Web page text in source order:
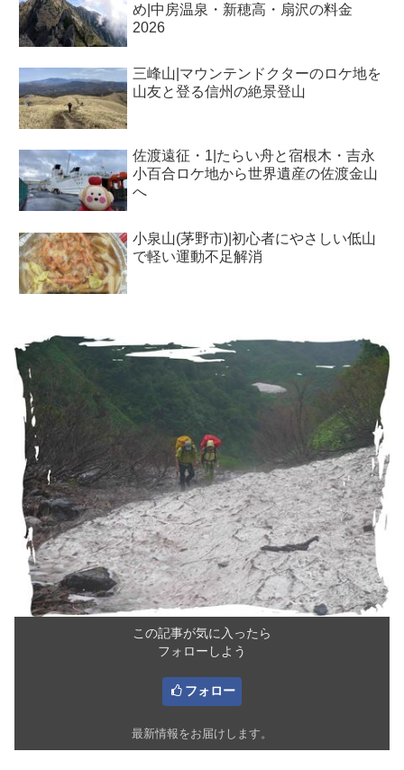
め|中房温泉・新穂高・扇沢の料金
2026
三峰山|マウンテンドクターのロケ地を
山友と登る信州の絶景登山
佐渡遠征・1|たらい舟と宿根木・吉永
小百合ロケ地から世界遺産の佐渡金山
へ
小泉山(茅野市)|初心者にやさしい低山
で軽い運動不足解消
この記事が気に入ったら
フォローしよう
フォロー
最新情報をお届けします。